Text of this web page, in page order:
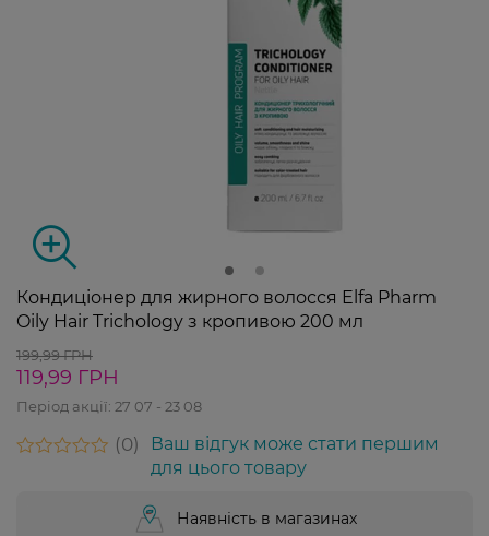
Кондиціонер для жирного волосся Elfa Pharm
Oily Hair Trichology з кропивою 200 мл
199,99 ГРН
119,99 ГРН
Період акції: 27 07 - 23 08
0
Ваш відгук може стати першим
для цього товару
Наявність в магазинах